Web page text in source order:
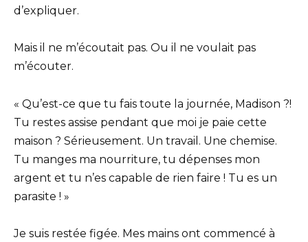
d’expliquer.
Mais il ne m’écoutait pas. Ou il ne voulait pas
m’écouter.
« Qu’est-ce que tu fais toute la journée, Madison ?!
Tu restes assise pendant que moi je paie cette
maison ? Sérieusement. Un travail. Une chemise.
Tu manges ma nourriture, tu dépenses mon
argent et tu n’es capable de rien faire ! Tu es un
parasite ! »
Je suis restée figée. Mes mains ont commencé à